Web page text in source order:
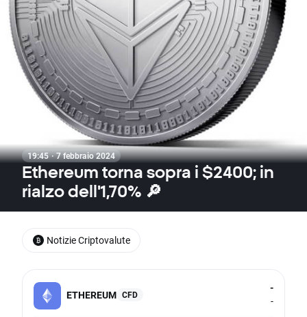
19:45 · 7 febbraio 2024
Ethereum torna sopra i $2400; in
rialzo dell'1,70% 🔎
ETHEREUM CFD
-
-
Notizie Criptovalute